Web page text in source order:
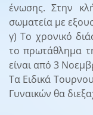
ένωσης. Στην
σωματεία με
γ) Το χρονικό
το πρωτάθλημα
είναι από 3
Τα Ειδικά
Γυναικών θα